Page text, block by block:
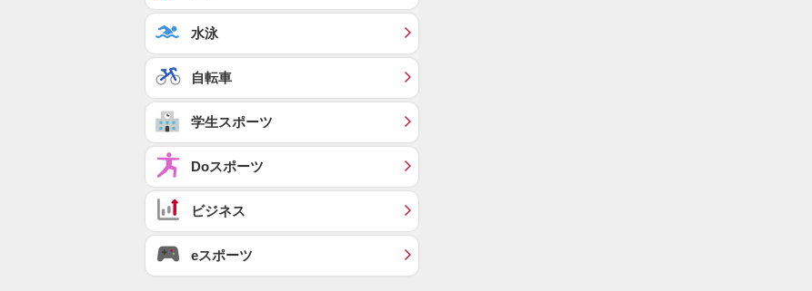
水泳
自転車
学生スポーツ
Doスポーツ
ビジネス
eスポーツ